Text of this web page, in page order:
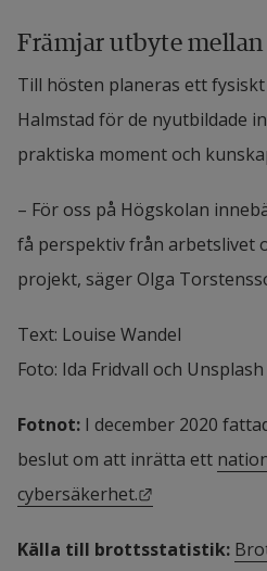
Främjar utbyte
Till hösten planeras ett
Halmstad för de nyutbildade
praktiska moment och
– För oss på Högskolan
få perspektiv från arbetslivet
projekt, säger Olga
Text: Louise Wandel
Foto: Ida Fridvall och Unsplash
Fotnot: I december 2020
beslut om att inrätta ett
cybersäkerhet.
Källa till brottsstatistik: